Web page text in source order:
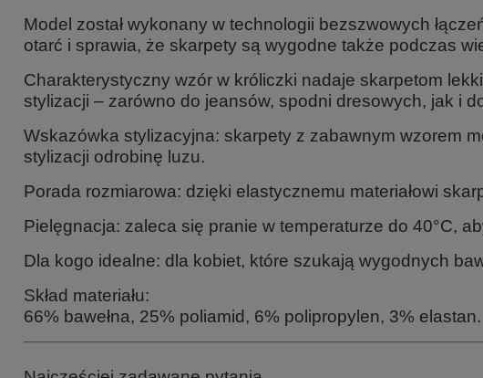
Model został wykonany w technologii bezszwowych
otarć i sprawia, że skarpety są wygodne także podczas
Charakterystyczny wzór w króliczki nadaje skarpetom
stylizacji – zarówno do jeansów, spodni dresowych, jak i
Wskazówka stylizacyjna: skarpety z zabawnym wzorem
stylizacji odrobinę luzu.
Porada rozmiarowa: dzięki elastycznemu materiałowi
Pielęgnacja: zaleca się pranie w temperaturze do 40°C,
Dla kogo idealne: dla kobiet, które szukają wygodnych
Skład materiału:
66% bawełna, 25% poliamid, 6% polipropylen, 3% elastan.